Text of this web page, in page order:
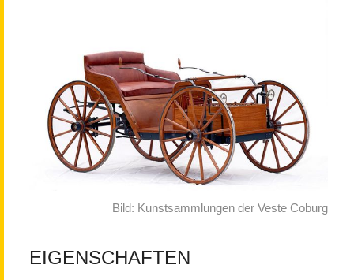
Bild: Kunstsammlungen der Veste Coburg
EIGENSCHAFTEN